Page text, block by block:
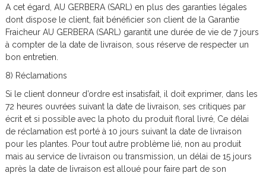
A cet égard, AU GERBERA (SARL) en plus des garanties légales
dont dispose le client, fait bénéficier son client de la Garantie
Fraicheur AU GERBERA (SARL) garantit une durée de vie de 7 jours
à compter de la date de livraison, sous réserve de respecter un
bon entretien.
8) Réclamations
Si le client donneur d’ordre est insatisfait, il doit exprimer, dans les
72 heures ouvrées suivant la date de livraison, ses critiques par
écrit et si possible avec la photo du produit floral livré, Ce délai
de réclamation est porté à 10 jours suivant la date de livraison
pour les plantes. Pour tout autre problème lié, non au produit
mais au service de livraison ou transmission, un délai de 15 jours
après la date de livraison est alloué pour faire part de son